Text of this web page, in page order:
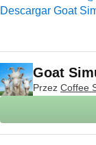
Descargar Goat
Goat
Przez Coffee